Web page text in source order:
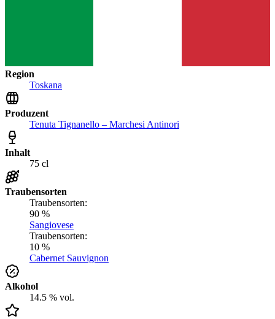
Region
Toskana
Produzent
Tenuta Tignanello – Marchesi Antinori
Inhalt
75 cl
Traubensorten
Traubensorten:
90 %
Sangiovese
Traubensorten:
10 %
Cabernet Sauvignon
Alkohol
14.5 % vol.